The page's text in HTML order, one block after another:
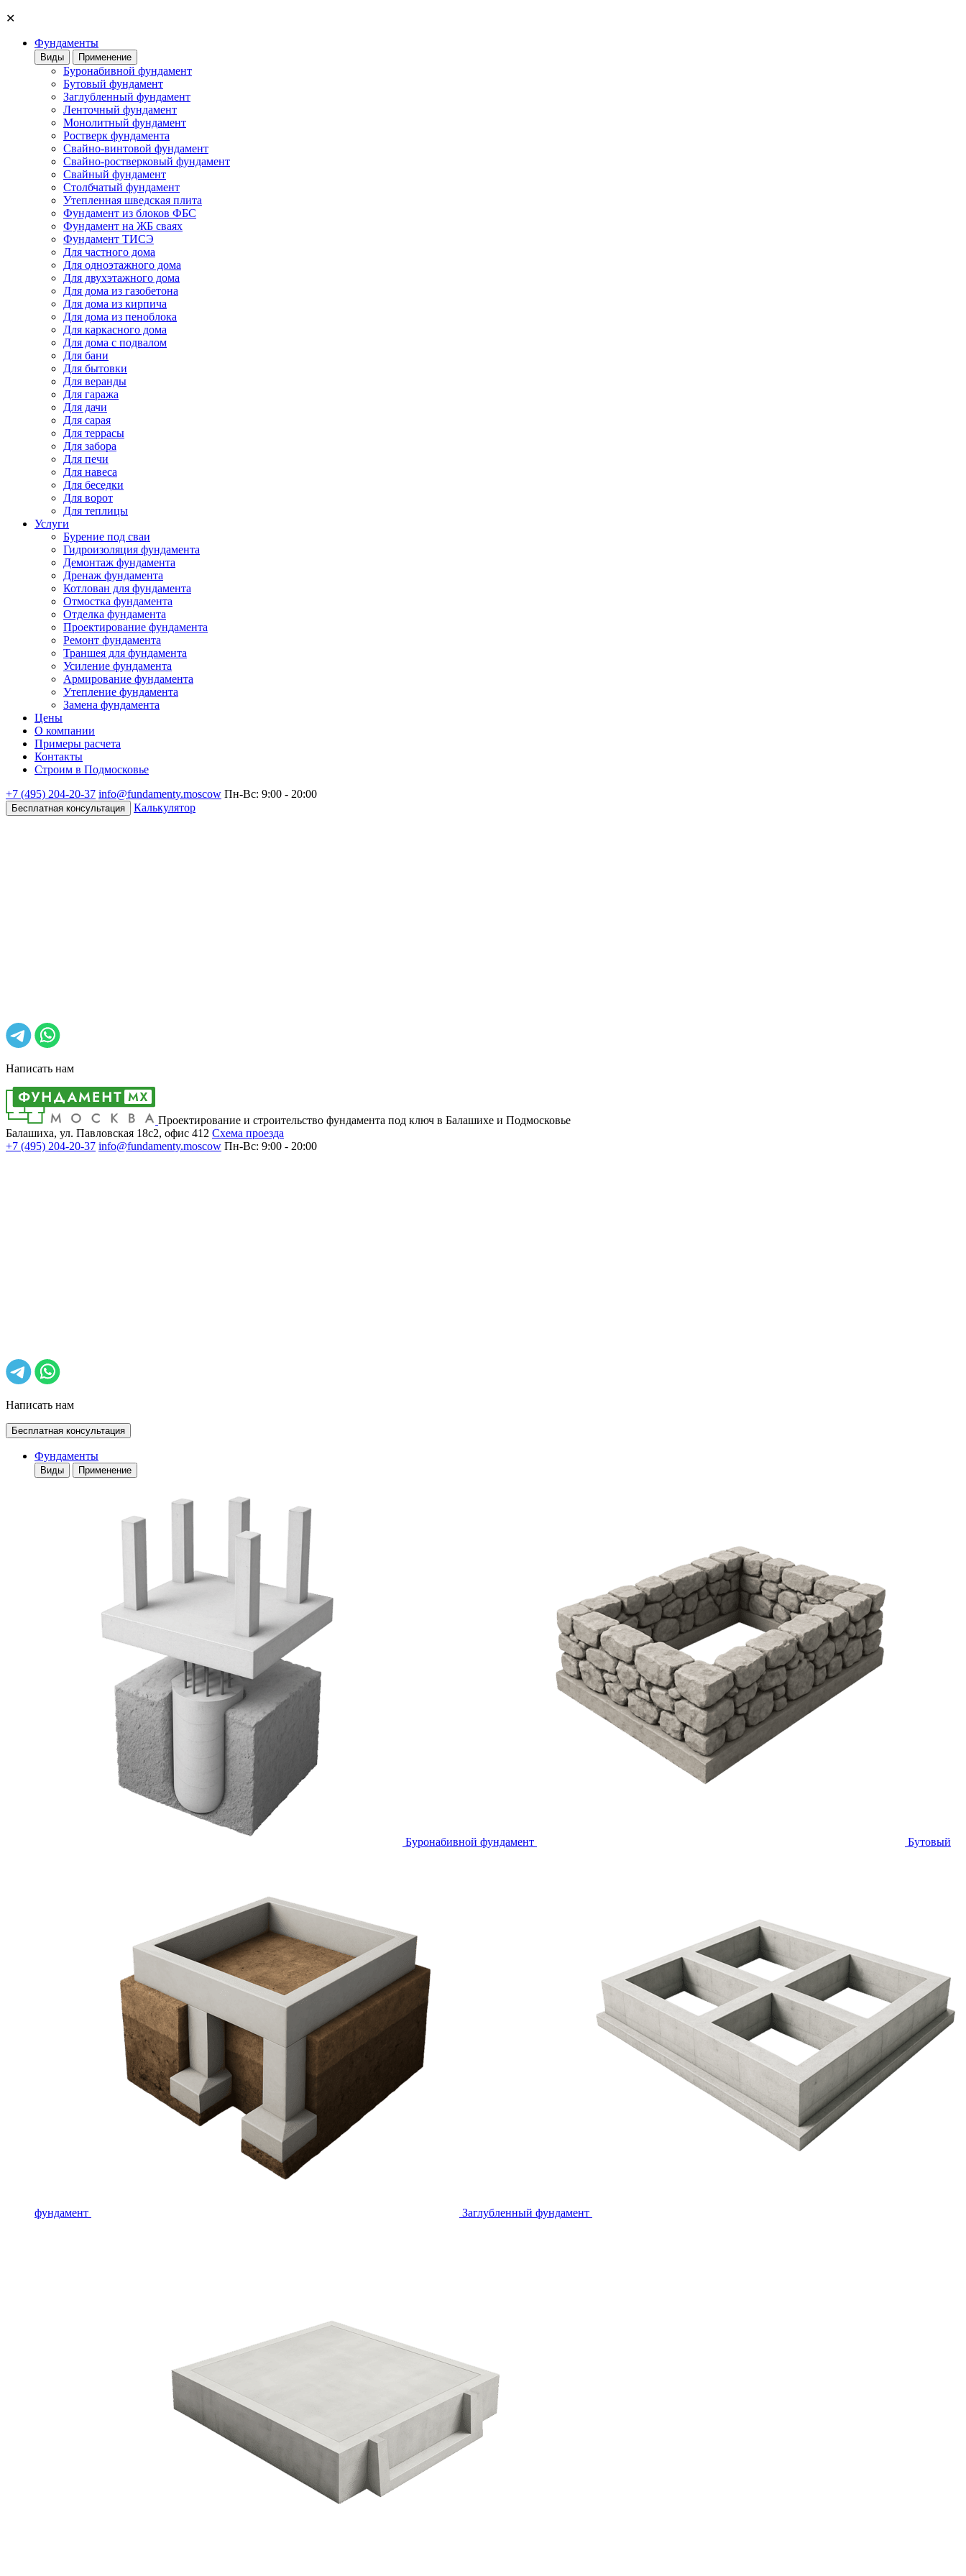
✕
Фундаменты
Виды Применение
Буронабивной фундамент
Бутовый фундамент
Заглубленный фундамент
Ленточный фундамент
Монолитный фундамент
Ростверк фундамента
Свайно-винтовой фундамент
Свайно-ростверковый фундамент
Свайный фундамент
Столбчатый фундамент
Утепленная шведская плита
Фундамент из блоков ФБС
Фундамент на ЖБ сваях
Фундамент ТИСЭ
Для частного дома
Для одноэтажного дома
Для двухэтажного дома
Для дома из газобетона
Для дома из кирпича
Для дома из пеноблока
Для каркасного дома
Для дома с подвалом
Для бани
Для бытовки
Для веранды
Для гаража
Для дачи
Для сарая
Для террасы
Для забора
Для печи
Для навеса
Для беседки
Для ворот
Для теплицы
Услуги
Бурение под сваи
Гидроизоляция фундамента
Демонтаж фундамента
Дренаж фундамента
Котлован для фундамента
Отмостка фундамента
Отделка фундамента
Проектирование фундамента
Ремонт фундамента
Траншея для фундамента
Усиление фундамента
Армирование фундамента
Утепление фундамента
Замена фундамента
Цены
О компании
Примеры расчета
Контакты
Строим в Подмосковье
+7 (495) 204-20-37 info@fundamenty.moscow Пн-Вс: 9:00 - 20:00
Бесплатная консультация Калькулятор
Написать нам
Проектирование и строительство фундамента под ключ в Балашихе и Подмосковье
Балашиха, ул. Павловская 18с2, офис 412 Cхема проезда
+7 (495) 204-20-37 info@fundamenty.moscow Пн-Вс: 9:00 - 20:00
Написать нам
Бесплатная консультация
Фундаменты
Виды Применение
Буронабивной фундамент Бутовый
фундамент Заглубленный фундамент